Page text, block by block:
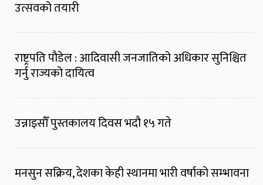
उत्सवको तयारी
राष्ट्रपति पौडेल : आदिवासी जनजातिको अधिकार सुनिश्चित
गर्नु राज्यको दायित्व
उन्नाइसौँ पुस्तकालय दिवस भदौ १५ गते
मनसुन सक्रिय, देशका केही स्थानमा भारी वर्षाको सम्भावना